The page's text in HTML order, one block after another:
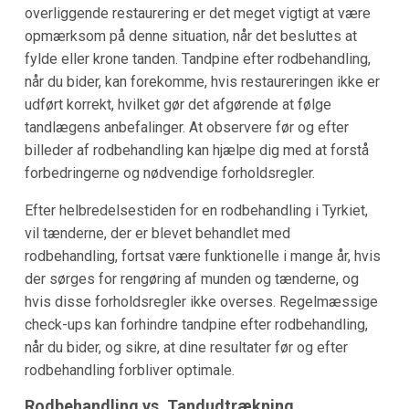
overliggende restaurering er det meget vigtigt at være
opmærksom på denne situation, når det besluttes at
fylde eller krone tanden. Tandpine efter rodbehandling,
når du bider, kan forekomme, hvis restaureringen ikke er
udført korrekt, hvilket gør det afgørende at følge
tandlægens anbefalinger. At observere før og efter
billeder af rodbehandling kan hjælpe dig med at forstå
forbedringerne og nødvendige forholdsregler.
Efter helbredelsestiden for en rodbehandling i Tyrkiet,
vil tænderne, der er blevet behandlet med
rodbehandling, fortsat være funktionelle i mange år, hvis
der sørges for rengøring af munden og tænderne, og
hvis disse forholdsregler ikke overses. Regelmæssige
check-ups kan forhindre tandpine efter rodbehandling,
når du bider, og sikre, at dine resultater før og efter
rodbehandling forbliver optimale.